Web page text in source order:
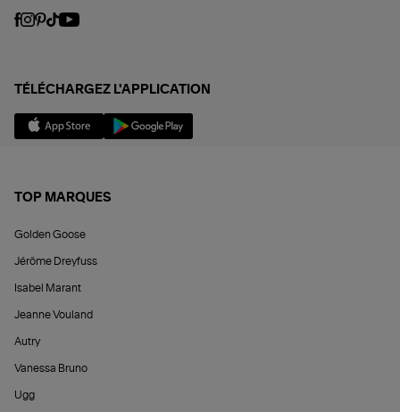
TÉLÉCHARGEZ L'APPLICATION
TOP MARQUES
Golden Goose
Jérôme Dreyfuss
Isabel Marant
Jeanne Vouland
Autry
Vanessa Bruno
Ugg